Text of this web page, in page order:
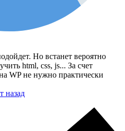
Но встанет вероятно
html, css, js... За счет
WP не нужно практически
назад